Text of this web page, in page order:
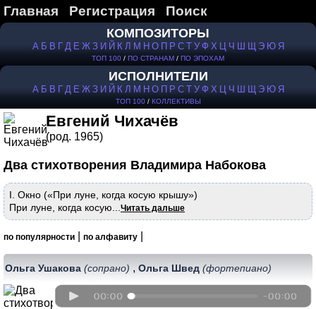
Главная Регистрация Поиск
КОМПОЗИТОРЫ
А Б В Г Д Е Ж З И Й К Л М Н О П Р С Т У Ф Х Ц Ч Ш Щ Э Ю Я
ТОП 100 / ПО СТРАНАМ / ПО ЭПОХАМ
ИСПОЛНИТЕЛИ
А Б В Г Д Е Ж З И Й К Л М Н О П Р С Т У Ф Х Ц Ч Ш Щ Э Ю Я
ТОП 100/ КОЛЛЕКТИВЫ
Евгений Чихачёв
(род. 1965)
Два стихотворения Владимира Набокова
I. Окно («При луне, когда косую крышу»)
При луне, когда косую... Читать дальше
по популярности по алфавиту
Ольга Ушакова (сопрано) , Ольга Швед (фортепиано)